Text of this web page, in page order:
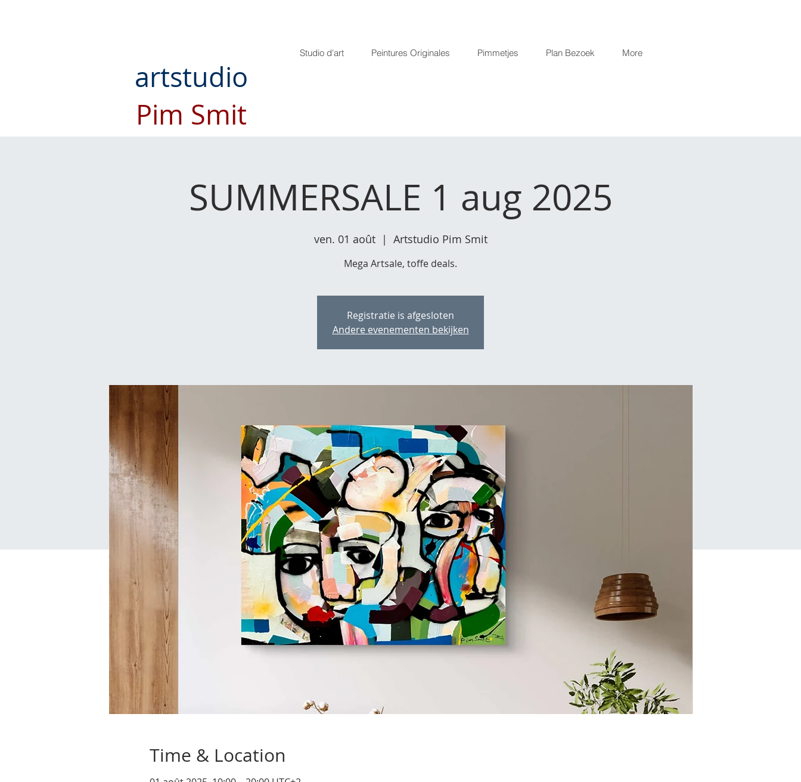
artstudio
Pim Smit
Studio d'art Peintures Originales Pimmetjes Plan Bezoek More
SUMMERSALE 1 aug 2025
ven. 01 août
  |
Artstudio Pim Smit
Mega Artsale, toffe deals.
Registratie is afgesloten
Andere evenementen bekijken
Time & Location